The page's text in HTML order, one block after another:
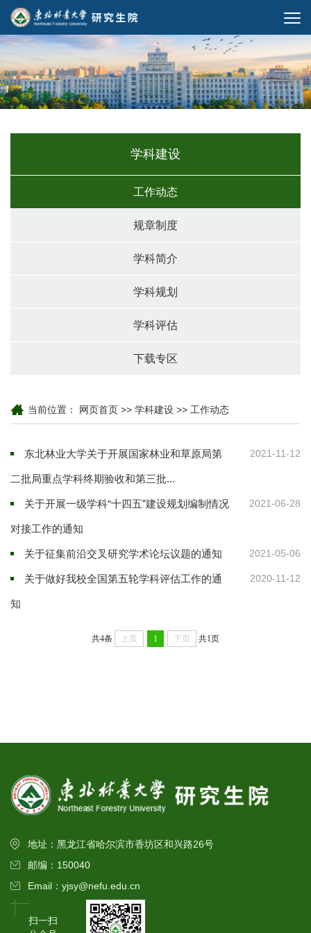
学科建设
工作动态
规章制度
学科简介
学科规划
学科评估
下载专区
当前位置： 网页首页 >> 学科建设 >> 工作动态
东北林业大学关于开展国家林业和草原局第
二批局重点学科终期验收和第三批...
2021-11-12
关于开展一级学科“十四五”建设规划编制情况
对接工作的通知
2021-06-28
关于征集前沿交叉研究学术论坛议题的通知 2021-05-06
关于做好我校全国第五轮学科评估工作的通
知
2020-11-12
共4条 上页 1 下页 共1页
地址：黑龙江省哈尔滨市香坊区和兴路26号
邮编：150040
Email：yjsy@nefu.edu.cn
扫一扫